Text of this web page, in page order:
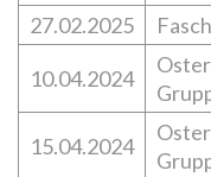
27.02.2025
10.04.2024
15.04.2024